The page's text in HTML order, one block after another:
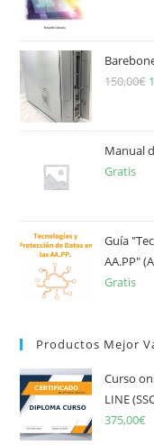
150,00€
Manual
Gratis
Guía
AA.PP"
Gratis
Productos Mejor
Curso
LINE
375,00€